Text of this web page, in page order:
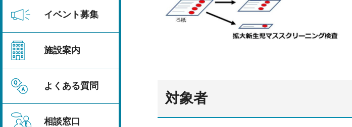
イベント募集
施設案内
よくある質問
相談窓口
対象者